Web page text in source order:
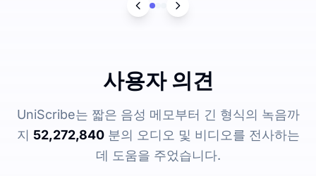
사용자 의견
UniScribe는 짧은 음성 메모부터 긴 형식의 녹음까
지 52,272,840분의 오디오 및 비디오를 전사하는
데 도움을 주었습니다.